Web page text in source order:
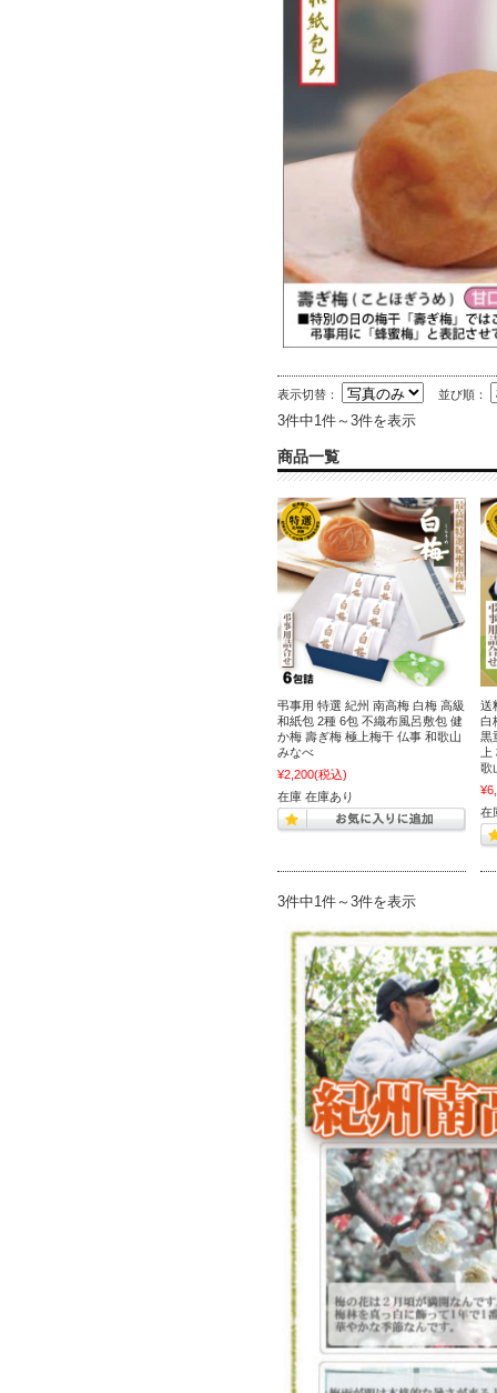
表示切替： 並び順：
3件中1件～3件を表示
商品一覧
弔事用 特選 紀州 南高梅 白梅 高級
和紙包 2種 6包 不織布風呂敷包 健
か梅 壽ぎ梅 極上梅干 仏事 和歌山
みなべ
¥2,200(税込)
在庫 在庫あり
送
白
黒
上
歌
在
3件中1件～3件を表示